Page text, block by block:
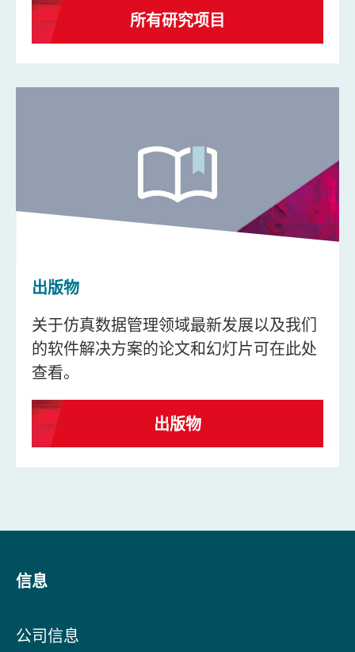
所有研究项目
出版物
关于仿真数据管理领域最新发展以及我们
的软件解决方案的论文和幻灯片可在此处
查看。
出版物
信息
公司信息